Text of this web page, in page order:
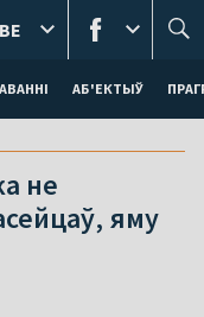
АБ'ЕКТЫЎ
BE
не
яму